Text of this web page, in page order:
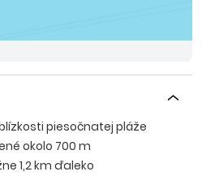
piesočnatej pláže
okolo 700 m
1,2 km ďaleko